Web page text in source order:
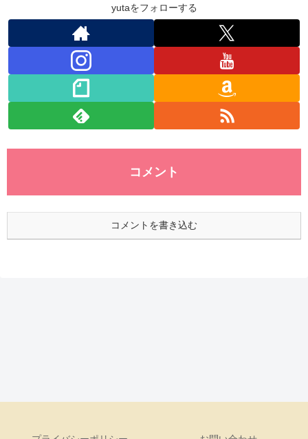
yutaをフォローする
コメント
コメントを書き込む